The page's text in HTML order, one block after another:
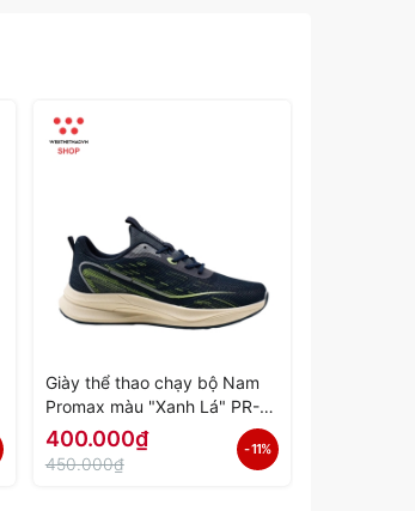
Giày thể thao chạy bộ Nam
Promax màu "Xanh Lá" PR-
2206-02 - Hàng Chính Hãng
400.000₫
450.000₫
- 11%